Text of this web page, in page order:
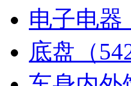
电子电器
底盘（